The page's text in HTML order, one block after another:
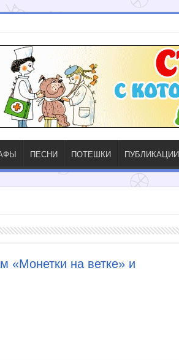
ПЕСНИ ПОТЕШКИ ПУБЛИКАЦИИ
«Монетки на ветке» и